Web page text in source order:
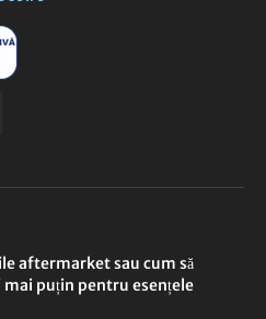
aftermarket sau cum să
puțin pentru esențele